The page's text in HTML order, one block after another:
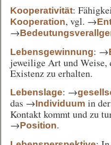
Kooperativität:
Kooperation, vgl. →
→
Lebensgewinnung: →
jeweilige Art und
Existenz zu erhalten.
Lebenslage: →
das →Individuum in
Kontakt kommt und zu
→Position.